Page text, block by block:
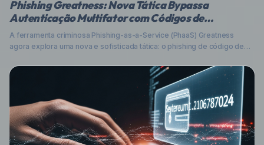
Phishing Greatness: Nova Tática Bypassa
Autenticação Multifator com Códigos de
Dispositivo
A ferramenta criminosa Phishing-as-a-Service (PhaaS) Greatness
agora explora uma nova e sofisticada tática: o phishing de código de
para contornar a Autenticação Multifator (MFA) e roubar tokens de
acesso, permitindo que cibercriminosos assumam o controle de
contas de usuário. Entenda como funciona e como se proteger.